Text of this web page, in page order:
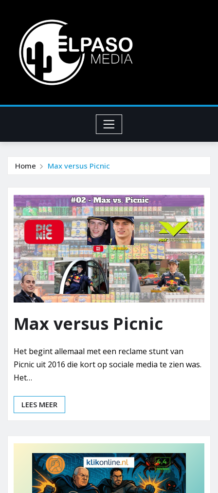
Home Max versus Picnic
Max versus Picnic
Het begint allemaal met een reclame stunt van
Picnic uit 2016 die kort op sociale media te zien was.
Het…
LEES MEER